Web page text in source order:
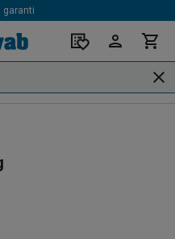
garanti